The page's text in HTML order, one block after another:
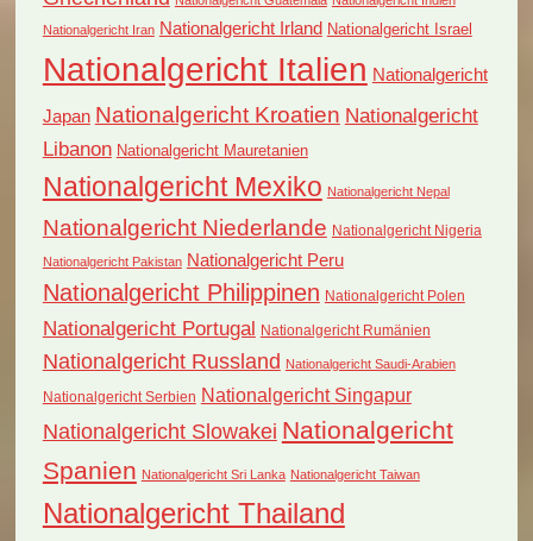
Nationalgericht Iran Nationalgericht Irland Nationalgericht Israel
Nationalgericht Italien Nationalgericht
Japan Nationalgericht Kroatien Nationalgericht
Libanon Nationalgericht Mauretanien
Nationalgericht Mexiko Nationalgericht Nepal
Nationalgericht Niederlande Nationalgericht Nigeria
Nationalgericht Pakistan Nationalgericht Peru
Nationalgericht Philippinen Nationalgericht Polen
Nationalgericht Portugal Nationalgericht Rumänien
Nationalgericht Russland Nationalgericht Saudi-Arabien
Nationalgericht Serbien Nationalgericht Singapur
Nationalgericht Slowakei Nationalgericht
Spanien Nationalgericht Sri Lanka Nationalgericht Taiwan
Nationalgericht Thailand